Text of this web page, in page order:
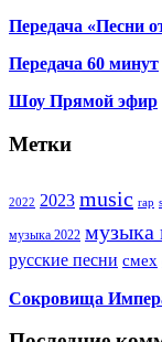
Передача «Песни
Передача 60 минут
Шоу Прямой эфир
Метки
2022 2023 music rap
музыка 2022 музыка
русские песни смех
Сокровища